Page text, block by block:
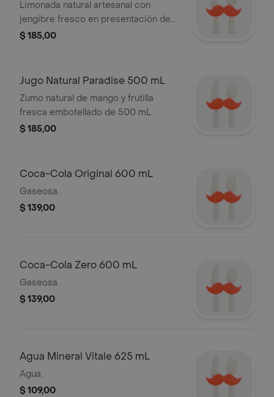
Limonada natural artesanal con
jengibre fresco en presentación de
500 mL.
$ 185,00
Jugo Natural Paradise 500 mL
Zumo natural de mango y frutilla
fresca embotellado de 500 mL.
$ 185,00
Coca-Cola Original 600 mL
Gaseosa.
$ 139,00
Coca-Cola Zero 600 mL
Gaseosa.
$ 139,00
Agua Mineral Vitale 625 mL
Agua.
$ 109,00